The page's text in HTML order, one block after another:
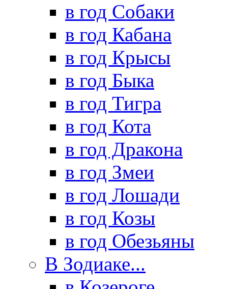
в год Собаки
в год Кабана
в год Крысы
в год Быка
в год Тигра
в год Кота
в год Дракона
в год Змеи
в год Лошади
в год Козы
в год Обезьяны
В Зодиаке...